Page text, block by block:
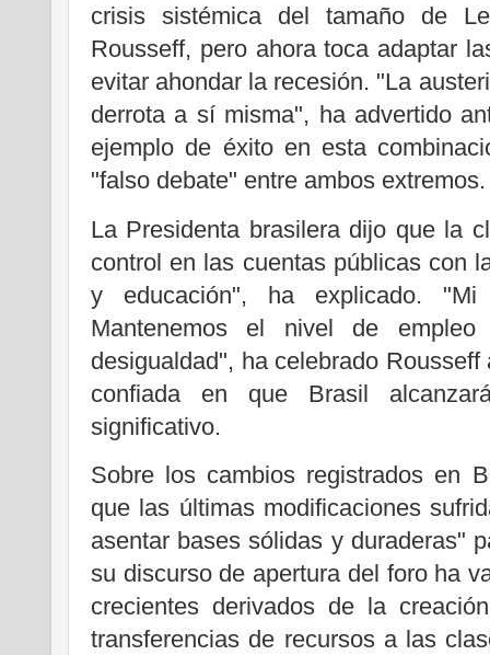
crisis sistémica del tamaño de
Rousseff, pero ahora toca adaptar
evitar ahondar la recesión. "La
derrota a sí misma", ha advertido
ejemplo de éxito en esta
"falso debate" entre ambos extremos.
La Presidenta brasilera dijo que la
control en las cuentas públicas con
y educación", ha explicado.
Mantenemos el nivel de
desigualdad", ha celebrado
confiada en que Brasil
significativo.
Sobre los cambios registrados en
que las últimas modificaciones
asentar bases sólidas y duraderas"
su discurso de apertura del foro ha
crecientes derivados de la
transferencias de recursos a las